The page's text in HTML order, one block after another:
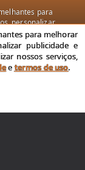
para
personalizar
Ao utilizar
de privacidade e
uso
para melhorar
publicidade e
nossos serviços,
etermos de uso.